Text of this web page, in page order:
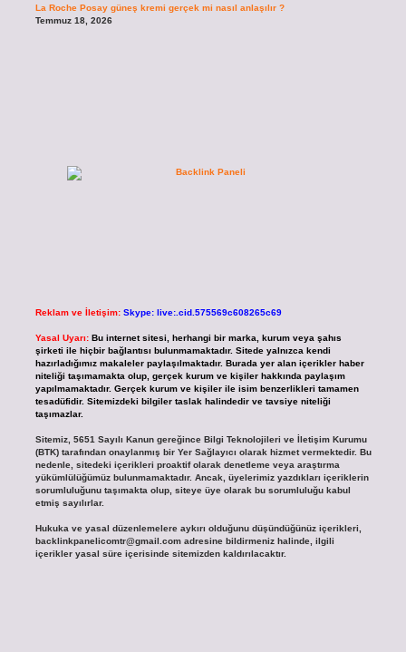
La Roche Posay güneş kremi gerçek mi nasıl anlaşılır ?
Temmuz 18, 2026
Reklam ve İletişim: Skype: live:.cid.575569c608265c69
Yasal Uyarı: Bu internet sitesi, herhangi bir marka, kurum veya şahıs
şirketi ile hiçbir bağlantısı bulunmamaktadır. Sitede yalnızca kendi
hazırladığımız makaleler paylaşılmaktadır. Burada yer alan içerikler haber
niteliği taşımamakta olup, gerçek kurum ve kişiler hakkında paylaşım
yapılmamaktadır. Gerçek kurum ve kişiler ile isim benzerlikleri tamamen
tesadüfidir. Sitemizdeki bilgiler taslak halindedir ve tavsiye niteliği
taşımazlar.
Sitemiz, 5651 Sayılı Kanun gereğince Bilgi Teknolojileri ve İletişim Kurumu
(BTK) tarafından onaylanmış bir Yer Sağlayıcı olarak hizmet vermektedir. Bu
nedenle, sitedeki içerikleri proaktif olarak denetleme veya araştırma
yükümlülüğümüz bulunmamaktadır. Ancak, üyelerimiz yazdıkları içeriklerin
sorumluluğunu taşımakta olup, siteye üye olarak bu sorumluluğu kabul
etmiş sayılırlar.
Hukuka ve yasal düzenlemelere aykırı olduğunu düşündüğünüz içerikleri,
backlinkpanelicomtr@gmail.comadresine bildirmeniz halinde, ilgili
içerikler yasal süre içerisinde sitemizden kaldırılacaktır.